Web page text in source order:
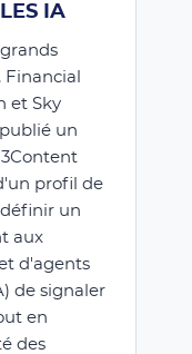
IA
et Sky
un
profil de
un
aux
d'agents
de signaler
en
des